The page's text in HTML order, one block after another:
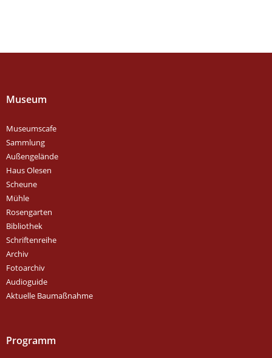
Museum
Museumscafe
Sammlung
Außengelände
Haus Olesen
Scheune
Mühle
Rosengarten
Bibliothek
Schriftenreihe
Archiv
Fotoarchiv
Audioguide
Aktuelle Baumaßnahme
Programm